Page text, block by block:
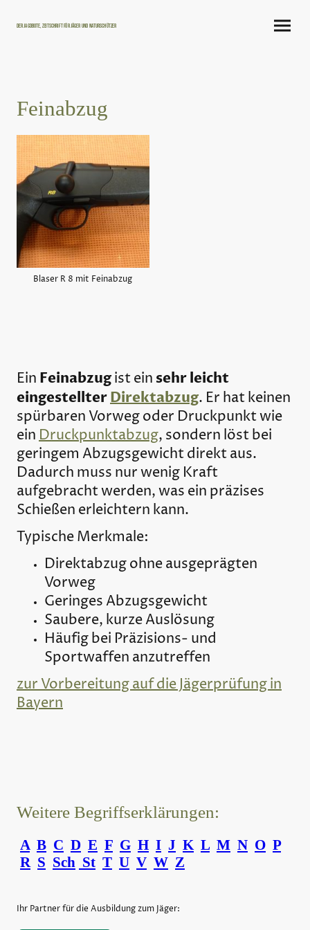
Der Jagdbote, Zeitschrift für Jäger und Naturschützer
Feinabzug
Blaser R 8 mit Feinabzug
Ein Feinabzugist ein sehr leicht
eingestellterDirektabzug. Er hat keinen
spürbaren Vorweg oder Druckpunkt wie
einDruckpunktabzug, sondern löst bei
geringem Abzugsgewicht direkt aus.
Dadurch muss nur wenig Kraft
aufgebracht werden, was ein präzises
Schießen erleichtern kann.
Typische Merkmale:
Direktabzug ohne ausgeprägten
Vorweg
Geringes Abzugsgewicht
Saubere, kurze Auslösung
Häufig bei Präzisions- und
Sportwaffen anzutreffen
zur Vorbereitung auf die Jägerprüfung in
Bayern
Weitere Begriffserklärungen:
A B C D E F G H I J K L M N O P
R S Sch St T U V W Z
Ihr Partner für die Ausbildung zum Jäger: